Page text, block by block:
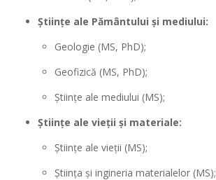
Științe ale Pământului și mediului:
Geologie (MS, PhD);
Geofizică (MS, PhD);
Științe ale mediului (MS);
Științe ale vieții și materiale:
Științe ale vieții (MS);
Știința și ingineria materialelor (MS);